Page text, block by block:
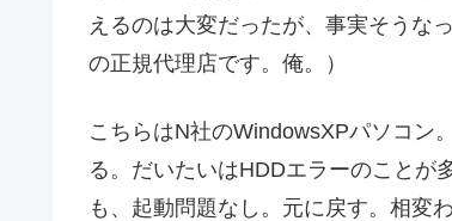
えるのは大変だったが、事実そうな
の正規代理店です。俺。）
こちらはN社のWindowsXPパソコン
る。だいたいはHDDエラーのことが
も、起動問題なし。元に戻す。相変